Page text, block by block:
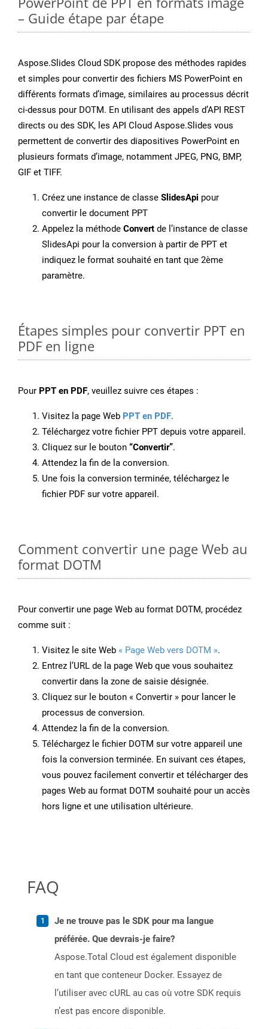
– Guide étape par étape
Aspose.Slides Cloud SDK propose des méthodes rapides
et simples pour convertir des fichiers MS PowerPoint en
différents formats d’image, similaires au processus décrit
ci-dessus pour DOTM. En utilisant des appels d’API REST
directs ou des SDK, les API Cloud Aspose.Slides vous
permettent de convertir des diapositives PowerPoint en
plusieurs formats d’image, notamment JPEG, PNG, BMP,
GIF et TIFF.
Créez une instance de classe SlidesApi pour
convertir le document PPT
Appelez la méthode Convert de l’instance de classe
SlidesApi pour la conversion à partir de PPT et
indiquez le format souhaité en tant que 2ème
paramètre.
Étapes simples pour convertir PPT en
PDF en ligne
Pour PPT en PDF, veuillez suivre ces étapes :
Visitez la page Web PPT en PDF.
Téléchargez votre fichier PPT depuis votre appareil.
Cliquez sur le bouton “Convertir”.
Attendez la fin de la conversion.
Une fois la conversion terminée, téléchargez le
fichier PDF sur votre appareil.
Comment convertir une page Web au
format DOTM
Pour convertir une page Web au format DOTM, procédez
comme suit :
Visitez le site Web « Page Web vers DOTM ».
Entrez l’URL de la page Web que vous souhaitez
convertir dans la zone de saisie désignée.
Cliquez sur le bouton « Convertir » pour lancer le
processus de conversion.
Attendez la fin de la conversion.
Téléchargez le fichier DOTM sur votre appareil une
fois la conversion terminée. En suivant ces étapes,
vous pouvez facilement convertir et télécharger des
pages Web au format DOTM souhaité pour un accès
hors ligne et une utilisation ultérieure.
FAQ
Je ne trouve pas le SDK pour ma langue
préférée. Que devrais-je faire?
Aspose.Total Cloud est également disponible
en tant que conteneur Docker. Essayez de
l’utiliser avec cURL au cas où votre SDK requis
n’est pas encore disponible.